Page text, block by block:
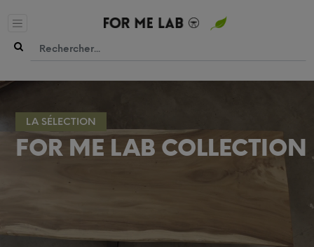
LA SÉLECTION
FOR ME LAB COLLECTION